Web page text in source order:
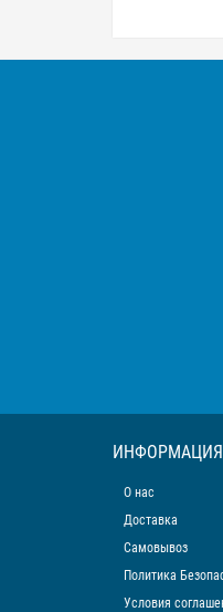
BT201, c
ИНФОРМАЦИЯ
О нас
Доставка
Самовывоз
Политика
Условия